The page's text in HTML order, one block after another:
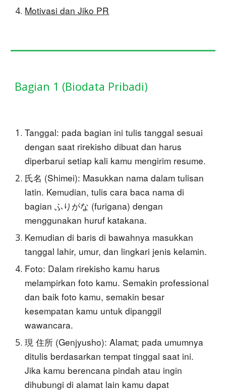
Motivasi dan Jiko PR
Bagian 1 (Biodata Pribadi)
Tanggal: pada bagian ini tulis tanggal sesuai
dengan saat rirekisho dibuat dan harus
diperbarui setiap kali kamu mengirim resume.
氏名 (Shimei): Masukkan nama dalam tulisan
latin. Kemudian, tulis cara baca nama di
bagian ふりがな (furigana) dengan
menggunakan huruf katakana.
Kemudian di baris di bawahnya masukkan
tanggal lahir, umur, dan lingkari jenis kelamin.
Foto: Dalam rirekisho kamu harus
melampirkan foto kamu. Semakin professional
dan baik foto kamu, semakin besar
kesempatan kamu untuk dipanggil
wawancara.
現 住所 (Genjyusho): Alamat; pada umumnya
ditulis berdasarkan tempat tinggal saat ini.
Jika kamu berencana pindah atau ingin
dihubungi di alamat lain kamu dapat